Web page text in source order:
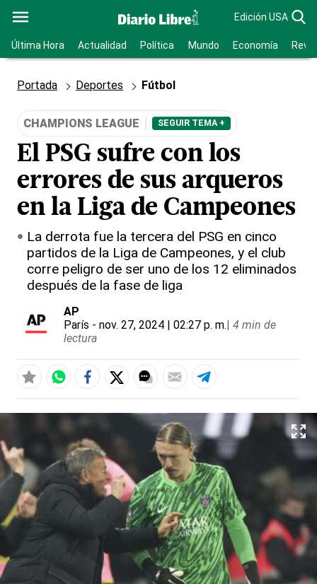
Edición USA
Última Hora Actualidad Política Mundo Economía
Portada Deportes Fútbol
CHAMPIONS LEAGUE SEGUIR TEMA +
El PSG sufre con los
errores de sus arqueros
en la Liga de Campeones
La derrota fue la tercera del PSG en cinco
partidos de la Liga de Campeones, y el club
corre peligro de ser uno de los 12 eliminados
después de la fase de liga
AP
París - nov. 27, 2024 | 02:27 p. m.| 4 min de
lectura